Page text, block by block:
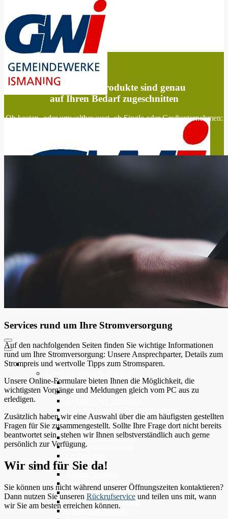
Strom
Privatkunden | Tarife
Geschäftskunden | Tarife
Bauen | Umziehen | Hausanschluss
Rechnungserläuterungen
Strompreisbestandteile
Stromkennzeichnung
Service
Download-Bereich
Stromspartipps
FAQ – Häufige Fragen
Widerrufsbelehrung
Unsere Stromprodukte sind genau
auf Ihren Bedarf zugeschnitten
Ob kosten- oder umweltbewusst, ob Single oder Großunternehmen:
Wie bieten auch Ihnen den passenden Tarif.
Services rund um Ihre Stromversorgung
Auf den nachfolgenden Seiten finden Sie wichtige Informationen
rund um Ihre Stromversorgung: Unsere Ansprechparter, Details zum
Strompreis und wertvolle Tipps zum Stromsparen.
Unsere Online-Formulare bieten Ihnen die Möglichkeit, die
wichtigsten Vorgänge und Meldungen gleich vom PC aus zu
erledigen.
Zusätzlich haben wir eine Auswahl über die am häufigsten gestellten
Fragen für Sie zusammengestellt. Sollte Ihre Frage dort nicht bereits
beantwortet sein, stehen wir Ihnen selbstverständlich auch gerne
persönlich zur Verfügung.
Wir sind für Sie da!
Sie können uns nicht während unserer Öffnungszeiten kontaktieren?
Dann nutzen Sie unseren Rückrufservice und teilen uns mit, wann
wir Sie am besten erreichen können.